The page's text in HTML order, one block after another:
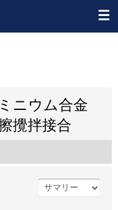
ニウム合金
攪拌接合